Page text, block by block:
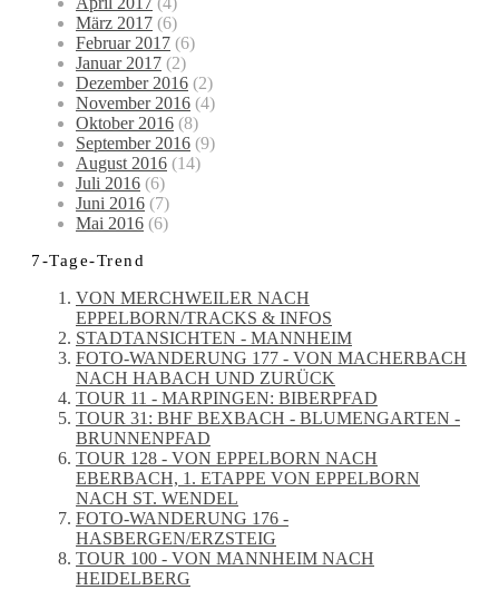
März 2017 (6)
Februar 2017 (6)
Januar 2017 (2)
Dezember 2016 (2)
November 2016 (4)
Oktober 2016 (8)
September 2016 (9)
August 2016 (14)
Juli 2016 (6)
Juni 2016 (7)
Mai 2016 (6)
7-Tage-Trend
VON MERCHWEILER NACH
EPPELBORN/TRACKS & INFOS
STADTANSICHTEN - MANNHEIM
FOTO-WANDERUNG 177 - VON MACHERBACH
NACH HABACH UND ZURÜCK
TOUR 11 - MARPINGEN: BIBERPFAD
TOUR 31: BHF BEXBACH - BLUMENGARTEN -
BRUNNENPFAD
TOUR 128 - VON EPPELBORN NACH
EBERBACH, 1. ETAPPE VON EPPELBORN
NACH ST. WENDEL
FOTO-WANDERUNG 176 -
HASBERGEN/ERZSTEIG
TOUR 100 - VON MANNHEIM NACH
HEIDELBERG